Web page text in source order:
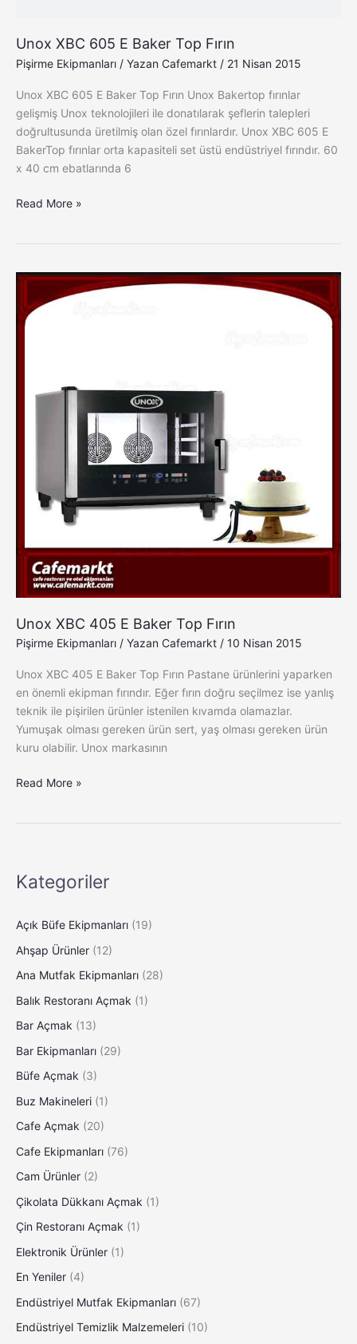
Unox XBC 605 E Baker Top Fırın
Pişirme Ekipmanları / Yazan Cafemarkt / 21 Nisan 2015
Unox XBC 605 E Baker Top Fırın Unox Bakertop fırınlar
gelişmiş Unox teknolojileri ile donatılarak şeflerin talepleri
doğrultusunda üretilmiş olan özel fırınlardır. Unox XBC 605 E
BakerTop fırınlar orta kapasiteli set üstü endüstriyel fırındır. 60
x 40 cm ebatlarında 6
Read More »
Unox XBC 405 E Baker Top Fırın
Pişirme Ekipmanları / Yazan Cafemarkt / 10 Nisan 2015
Unox XBC 405 E Baker Top Fırın Pastane ürünlerini yaparken
en önemli ekipman fırındır. Eğer fırın doğru seçilmez ise yanlış
teknik ile pişirilen ürünler istenilen kıvamda olamazlar.
Yumuşak olması gereken ürün sert, yaş olması gereken ürün
kuru olabilir. Unox markasının
Unox
XBC
405
Read More »
Kategoriler
Açık Büfe Ekipmanları (19)
Ahşap Ürünler (12)
Ana Mutfak Ekipmanları (28)
Balık Restoranı Açmak (1)
Bar Açmak (13)
Bar Ekipmanları (29)
Büfe Açmak (3)
Buz Makineleri (1)
Cafe Açmak (20)
Cafe Ekipmanları (76)
Cam Ürünler (2)
Çikolata Dükkanı Açmak (1)
Çin Restoranı Açmak (1)
Elektronik Ürünler (1)
En Yeniler (4)
Endüstriyel Mutfak Ekipmanları (67)
Endüstriyel Temizlik Malzemeleri (10)